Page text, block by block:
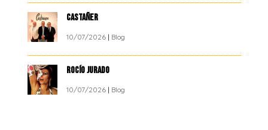
CASTAÑER
10/07/2026| Blog
ROCÍO JURADO
10/07/2026| Blog